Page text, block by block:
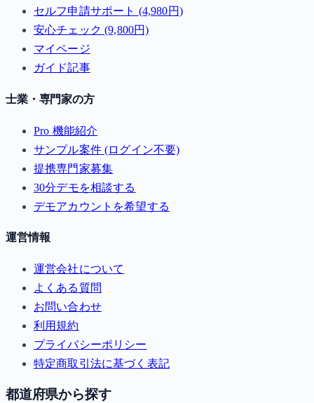
セルフ申請サポート (4,980円)
安心チェック (9,800円)
マイページ
ガイド記事
士業・専門家の方
Pro 機能紹介
サンプル案件 (ログイン不要)
提携専門家募集
30分デモを相談する
デモアカウントを希望する
運営情報
運営会社について
よくある質問
お問い合わせ
利用規約
プライバシーポリシー
特定商取引法に基づく表記
都道府県から探す